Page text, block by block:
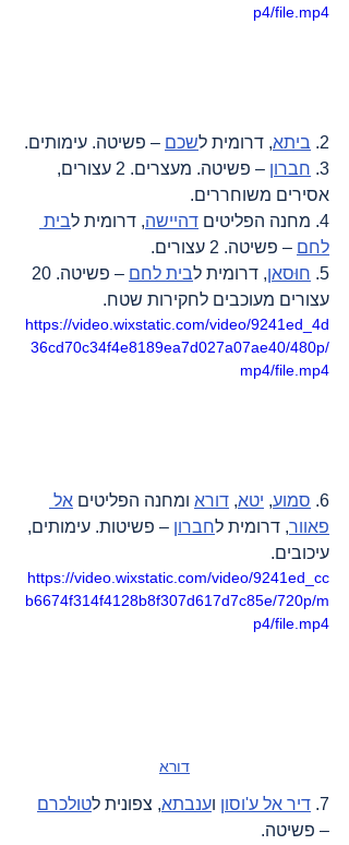
p4/file.mp4
2. ביתא, דרומית לשכם – פשיטה. עימותים.
3. חברון
– פשיטה. מעצרים. 2 עצורים,
אסירים משוחררים.
4. מחנה הפליטים
דהיישה, דרומית לבית
לחם – פשיטה. 2 עצורים.
5. חוּסאן, דרומית לבית לחם
עצורים מעוכבים לחקירות שטח.
https://video.wixstatic.com/video/9241ed_4d
36cd70c34f4e8189ea7d027a07ae40/480p/
mp4/file.mp4
6. סמוע, יטא, דורא ומחנה הפליטים אל
פאוור, דרומית לחברון – פשיטות. עימותים,
עיכובים.
https://video.wixstatic.com/video/9241ed_cc
b6674f314f4128b8f307d617d7c85e/720p/m
p4/file.mp4
דורא
7. דיר אל ע'וסון וענבתא, צפונית לטולכרם
– פשיטה.